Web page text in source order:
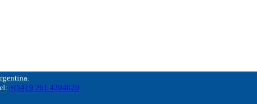
+(54) 9 261 4204020